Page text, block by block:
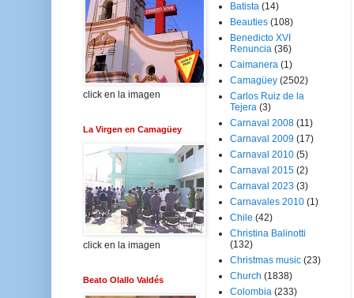
click en la imagen
La Virgen en Camagüey
click en la imagen
Beato Olallo Valdés
Batista (14)
Beauties (108)
Benedicto XVI
Renuncia (36)
Caimanera (1)
Camagüey (2502)
Carlos Ruiz de la
Tejera (3)
Carnaval 2008 (11)
Carnaval 2009 (17)
Carnaval 2010 (5)
Carnaval 2015 (2)
Carnaval 2023 (3)
Carnavales 2010 (1)
Chile (42)
Christina Balinotti
(132)
Christmas music (23)
Church (1838)
Colombia (233)